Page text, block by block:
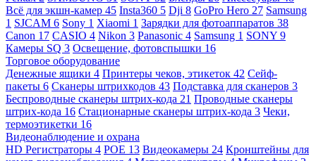
Всё для экшн-камер 45 Insta360 5 Dji 8 GoPro Hero 27 Samsung
1 SJCAM 6 Sony 1 Xiaomi 1 Зарядки для фотоаппаратов 38
Canon 17 CASIO 4 Nikon 3 Panasonic 4 Samsung 1 SONY 9
Камеры SQ 3 Освещение, фотовспышки 16
Торговое оборудование
Денежные ящики 4 Принтеры чеков, этикеток 42 Сейф-
пакеты 6 Сканеры штрихкодов 43 Подставка для сканеров 3
Беспроводные сканеры штрих-кода 21 Проводные сканеры
штрих-кода 16 Стационарные сканеры штрих-кода 3 Чеки,
термоэтикетки 16
Видеонаблюдение и охрана
HD Регистраторы 4 POE 13 Видеокамеры 24 Кронштейны для